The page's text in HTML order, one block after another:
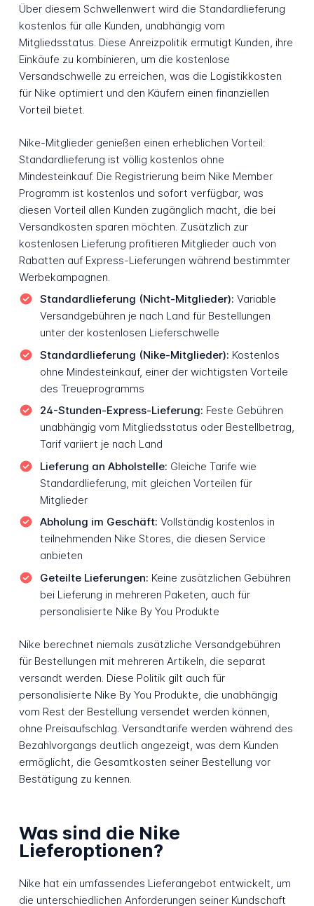
Über diesem Schwellenwert wird die Standardlieferung
kostenlos für alle Kunden, unabhängig vom
Mitgliedsstatus. Diese Anreizpolitik ermutigt Kunden, ihre
Einkäufe zu kombinieren, um die kostenlose
Versandschwelle zu erreichen, was die Logistikkosten
für Nike optimiert und den Käufern einen finanziellen
Vorteil bietet.
Nike-Mitglieder genießen einen erheblichen Vorteil:
Standardlieferung ist völlig kostenlos ohne
Mindesteinkauf. Die Registrierung beim Nike Member
Programm ist kostenlos und sofort verfügbar, was
diesen Vorteil allen Kunden zugänglich macht, die bei
Versandkosten sparen möchten. Zusätzlich zur
kostenlosen Lieferung profitieren Mitglieder auch von
Rabatten auf Express-Lieferungen während bestimmter
Werbekampagnen.
Standardlieferung (Nicht-Mitglieder): Variable
Versandgebühren je nach Land für Bestellungen
unter der kostenlosen Lieferschwelle
Standardlieferung (Nike-Mitglieder): Kostenlos
ohne Mindesteinkauf, einer der wichtigsten Vorteile
des Treueprogramms
24-Stunden-Express-Lieferung: Feste Gebühren
unabhängig vom Mitgliedsstatus oder Bestellbetrag,
Tarif variiert je nach Land
Lieferung an Abholstelle: Gleiche Tarife wie
Standardlieferung, mit gleichen Vorteilen für
Mitglieder
Abholung im Geschäft: Vollständig kostenlos in
teilnehmenden Nike Stores, die diesen Service
anbieten
Geteilte Lieferungen: Keine zusätzlichen Gebühren
bei Lieferung in mehreren Paketen, auch für
personalisierte Nike By You Produkte
Nike berechnet niemals zusätzliche Versandgebühren
für Bestellungen mit mehreren Artikeln, die separat
versandt werden. Diese Politik gilt auch für
personalisierte Nike By You Produkte, die unabhängig
vom Rest der Bestellung versendet werden können,
ohne Preisaufschlag. Versandtarife werden während des
Bezahlvorgangs deutlich angezeigt, was dem Kunden
ermöglicht, die Gesamtkosten seiner Bestellung vor
Bestätigung zu kennen.
Was sind die Nike
Lieferoptionen?
Nike hat ein umfassendes Lieferangebot entwickelt, um
die unterschiedlichen Anforderungen seiner Kundschaft